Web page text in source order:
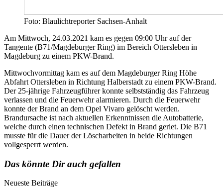
Foto: Blaulichtreporter Sachsen-Anhalt
Am Mittwoch, 24.03.2021 kam es gegen 09:00 Uhr auf der
Tangente (B71/Magdeburger Ring) im Bereich Ottersleben in
Magdeburg zu einem PKW-Brand.
Mittwochvormittag kam es auf dem Magdeburger Ring Höhe
Abfahrt Ottersleben in Richtung Halberstadt zu einem PKW-Brand.
Der 25-jährige Fahrzeugführer konnte selbstständig das Fahrzeug
verlassen und die Feuerwehr alarmieren. Durch die Feuerwehr
konnte der Brand an dem Opel Vivaro gelöscht werden.
Brandursache ist nach aktuellen Erkenntnissen die Autobatterie,
welche durch einen technischen Defekt in Brand geriet. Die B71
musste für die Dauer der Löscharbeiten in beide Richtungen
vollgesperrt werden.
Das könnte Dir auch gefallen
Neueste Beiträge